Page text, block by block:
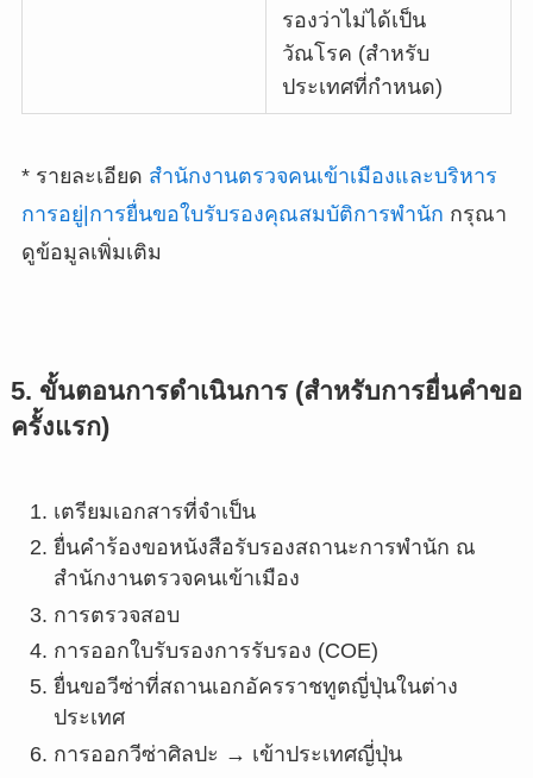
รองว่าไม่ได้เป็น
วัณโรค (สำหรับ
ประเทศที่กำหนด)
* รายละเอียด สำนักงานตรวจคนเข้าเมืองและบริหาร
การอยู่|การยื่นขอใบรับรองคุณสมบัติการพำนัก กรุณา
ดูข้อมูลเพิ่มเติม
5. ขั้นตอนการดำเนินการ (สำหรับการยื่นคำขอ
ครั้งแรก)
เตรียมเอกสารที่จำเป็น
ยื่นคำร้องขอหนังสือรับรองสถานะการพำนัก ณ
สำนักงานตรวจคนเข้าเมือง
การตรวจสอบ
การออกใบรับรองการรับรอง (COE)
ยื่นขอวีซ่าที่สถานเอกอัครราชทูตญี่ปุ่นในต่าง
ประเทศ
การออกวีซ่าศิลปะ → เข้าประเทศญี่ปุ่น